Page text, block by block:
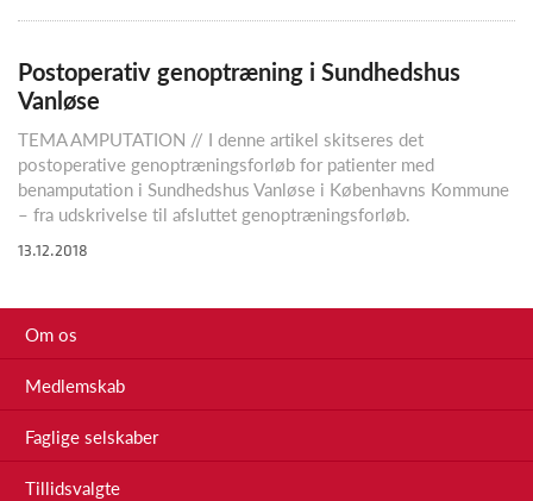
Postoperativ genoptræning i Sundhedshus
Vanløse
TEMA AMPUTATION // I denne artikel skitseres det
postoperative genoptræningsforløb for patienter med
benamputation i Sundhedshus Vanløse i Københavns Kommune
– fra udskrivelse til afsluttet genoptræningsforløb.
13.12.2018
Om os
Medlemskab
Faglige selskaber
Tillidsvalgte